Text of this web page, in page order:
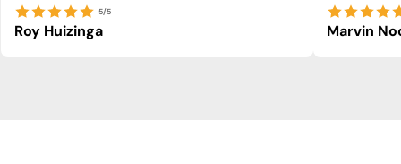
5/5
Roy Huizinga Marvin